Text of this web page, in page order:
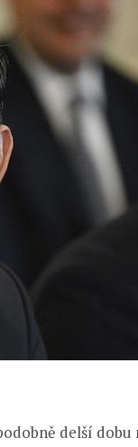
delší dobu